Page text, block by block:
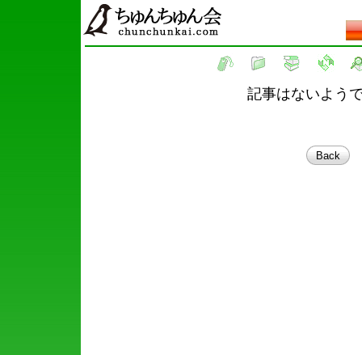
記事はないよう
Back